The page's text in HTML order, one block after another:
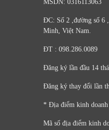
MSDN: 0316113063
ĐC: Số 2 ,đường số 6
Minh, Việt Nam.
ĐT : 098.286.0089
Đăng ký lần đầu 14
Đăng ký thay đổi lần
* Địa điểm kinh
Mã số địa điểm kinh